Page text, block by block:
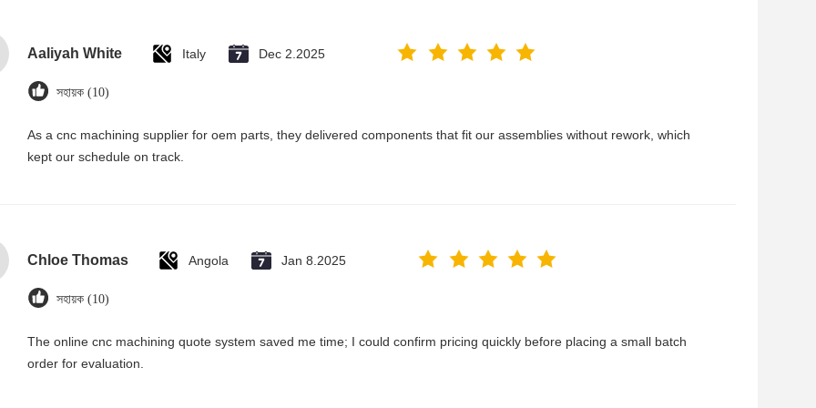
Aaliyah White Italy Dec 2.2025
সহায়ক (10)
As a cnc machining supplier for oem parts, they delivered components that fit our assemblies without rework, which
kept our schedule on track.
Chloe Thomas Angola Jan 8.2025
সহায়ক (10)
The online cnc machining quote system saved me time; I could confirm pricing quickly before placing a small batch
order for evaluation.